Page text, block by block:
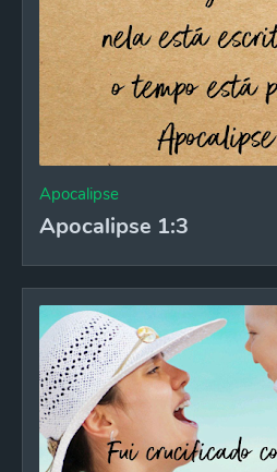
Apocalipse
Apocalipse 1:3